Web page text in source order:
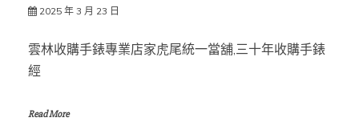
2025 年 3 月 23 日
雲林收購手錶專業店家虎尾統一當舖,三十年收購手錶
經
Read More